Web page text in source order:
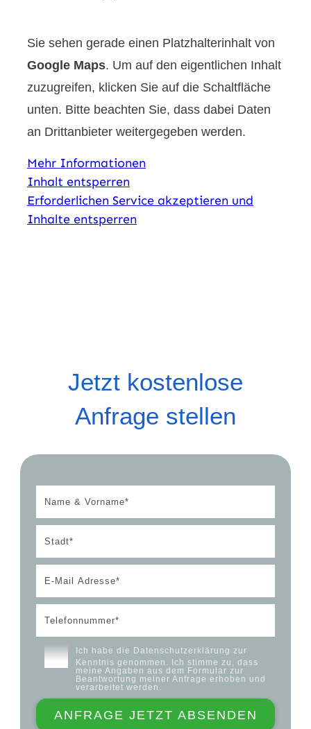
Sie sehen gerade einen Platzhalterinhalt von
Google Maps. Um auf den eigentlichen Inhalt
zuzugreifen, klicken Sie auf die Schaltfläche
unten. Bitte beachten Sie, dass dabei Daten
an Drittanbieter weitergegeben werden.
Mehr Informationen
Inhalt entsperren
Erforderlichen Service akzeptieren und
Inhalte entsperren
Jetzt kostenlose
Anfrage stellen
Ich habe die Datenschutzerklärung zur
Kenntnis genommen. Ich stimme zu, dass
meine Angaben aus dem Formular zur
Beantwortung meiner Anfrage erhoben und
verarbeitet werden.
ANFRAGE JETZT ABSENDEN